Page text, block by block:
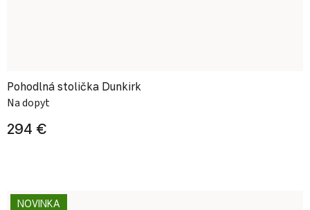
Pohodlná stolička Dunkirk
Na dopyt
294 €
NOVINKA